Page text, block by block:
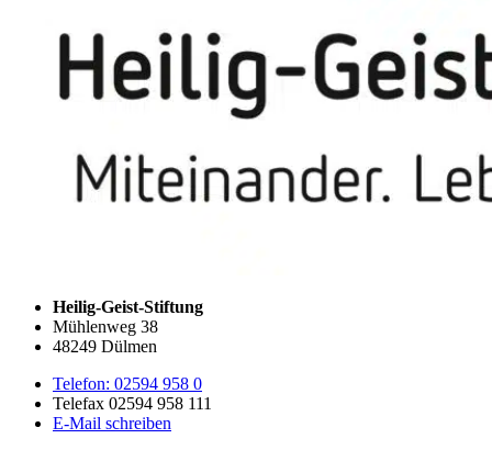
Heilig-Geist-Stiftung
Mühlenweg 38
48249 Dülmen
Telefon: 02594 958 0
Telefax 02594 958 111
E-Mail schreiben